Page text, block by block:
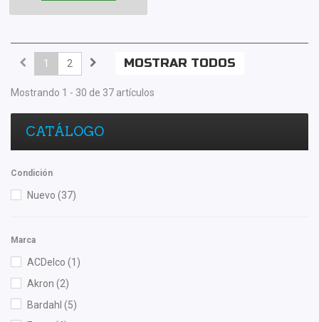
MOSTRAR TODOS
1 2
Mostrando 1 - 30 de 37 artículos
CATÁLOGO
Condición
Nuevo (37)
Marca
ACDelco (1)
Akron (2)
Bardahl (5)